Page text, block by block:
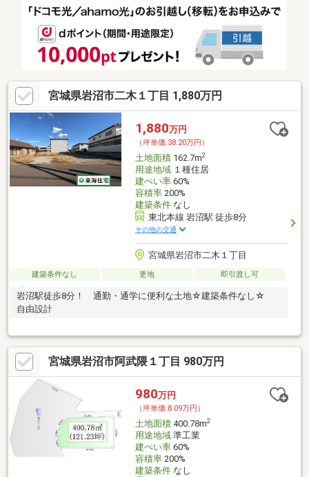
宮城県岩沼市二木１丁目 1,880万円
1,880万円
（坪単価:38.20万円）
土地面積162.7m2
用途地域１種住居
建ぺい率60%
容積率200%
建築条件なし
東北本線 岩沼駅 徒歩8分
その他の交通
宮城県岩沼市二木１丁目
建築条件なし 更地 即引渡し可
岩沼駅徒歩8分！ 通勤・通学に便利な土地☆建築条件なし☆
自由設計
宮城県岩沼市阿武隈１丁目 980万円
980万円
（坪単価:8.09万円）
土地面積400.78m2
用途地域準工業
建ぺい率60%
容積率200%
建築条件なし